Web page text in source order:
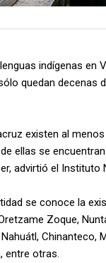
indígenas en
quedan decenas
existen al
ellas se
advirtió el Instituto
se conoce la
Zoque,
Chinanteco,
entre otras.